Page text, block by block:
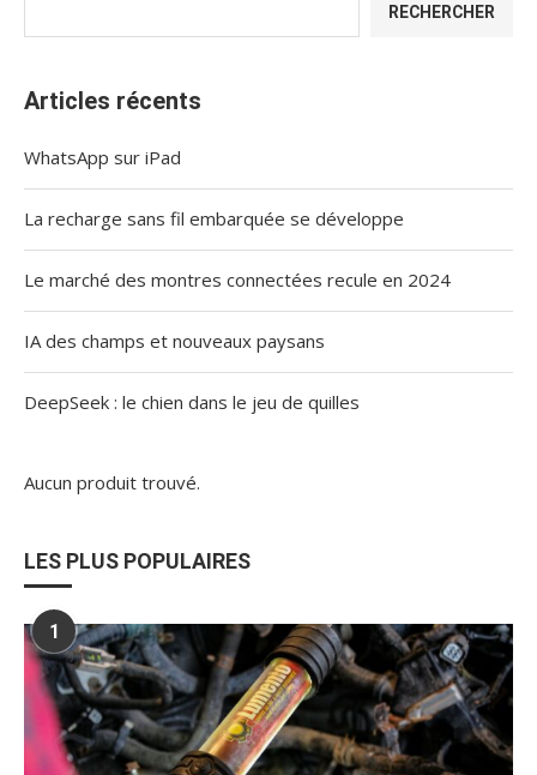
RECHERCHER
Articles récents
WhatsApp sur iPad
La recharge sans fil embarquée se développe
Le marché des montres connectées recule en 2024
IA des champs et nouveaux paysans
DeepSeek : le chien dans le jeu de quilles
Aucun produit trouvé.
LES PLUS POPULAIRES
1